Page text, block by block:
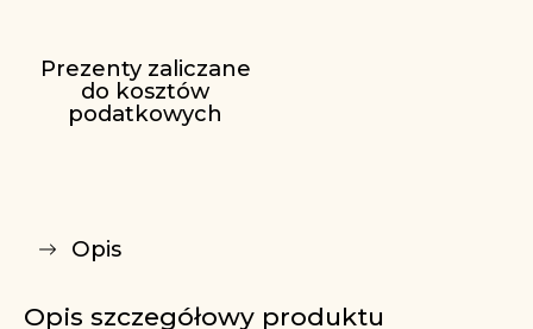
Prezenty zaliczane
do kosztów
podatkowych
Opis
Opis szczegółowy produktu